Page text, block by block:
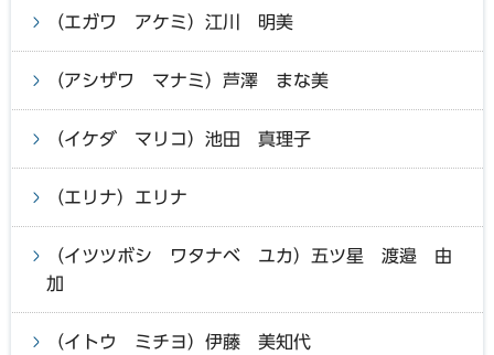
（エガワ アケミ）江川 明美
（アシザワ マナミ）芦澤 まな美
（イケダ マリコ）池田 真理子
（エリナ）エリナ
（イツツボシ ワタナベ ユカ）五ツ星 渡邉 由
加
（イトウ ミチヨ）伊藤 美知代